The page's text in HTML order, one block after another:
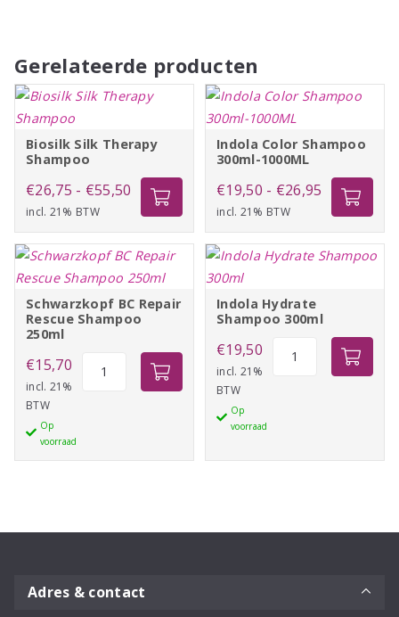
Gerelateerde producten
Biosilk Silk Therapy
Shampoo
€26,75 - €55,50 Prijsklasse:
€26,75
tot
€55,50
incl. 21% BTW
Indola Color Shampoo
300ml-1000ML
€19,50 - €26,95 Prijsklasse:
€19,50
tot
€26,95
incl. 21% BTW
Schwarzkopf BC Repair
Rescue Shampoo
250ml
€15,70
incl. 21%
BTW
Op
voorraad
Schwarzkopf
Indola Hydrate
Shampoo 300ml
€19,50
incl. 21%
BTW
Op
voorraad
Adres & contact